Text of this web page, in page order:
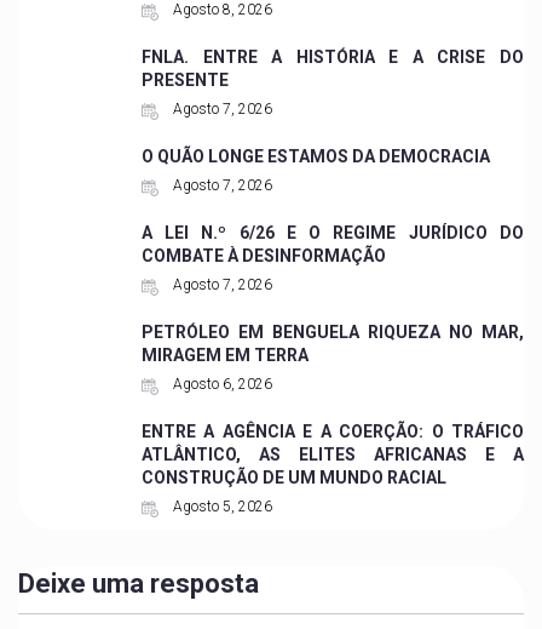
Agosto 8, 2026
FNLA. ENTRE A HISTÓRIA E A CRISE DO
PRESENTE
Agosto 7, 2026
O QUÃO LONGE ESTAMOS DA DEMOCRACIA
Agosto 7, 2026
A LEI N.º 6/26 E O REGIME JURÍDICO DO
COMBATE À DESINFORMAÇÃO
Agosto 7, 2026
PETRÓLEO EM BENGUELA RIQUEZA NO MAR,
MIRAGEM EM TERRA
Agosto 6, 2026
ENTRE A AGÊNCIA E A COERÇÃO: O TRÁFICO
ATLÂNTICO, AS ELITES AFRICANAS E A
CONSTRUÇÃO DE UM MUNDO RACIAL
Agosto 5, 2026
Deixe uma resposta